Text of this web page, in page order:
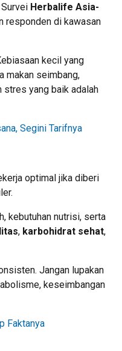
Herbalife Asia-
responden di kawasan
kecil yang
makan seimbang,
stres yang baik adalah
Segini Tarifnya
optimal jika diberi
kebutuhan nutrisi, serta
, karbohidrat sehat,
Jangan lupakan
keseimbangan
Faktanya